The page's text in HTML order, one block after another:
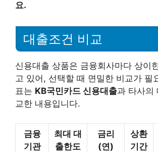
요.
대출조건 비교
신용대출 상품은 금융회사마다 상이
고 있어, 선택할 때 면밀한 비교가 필
표는 KB국민카드 신용대출과 타사의
교한 내용입니다.
금융
기관
최대 대
출한도
금리
(연)
상환
기간